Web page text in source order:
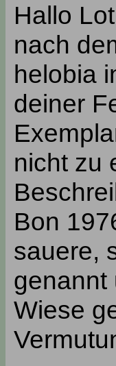
Hallo
nach
helobia
deiner
nicht zu
Bon
sauere,
genannt
Wiese